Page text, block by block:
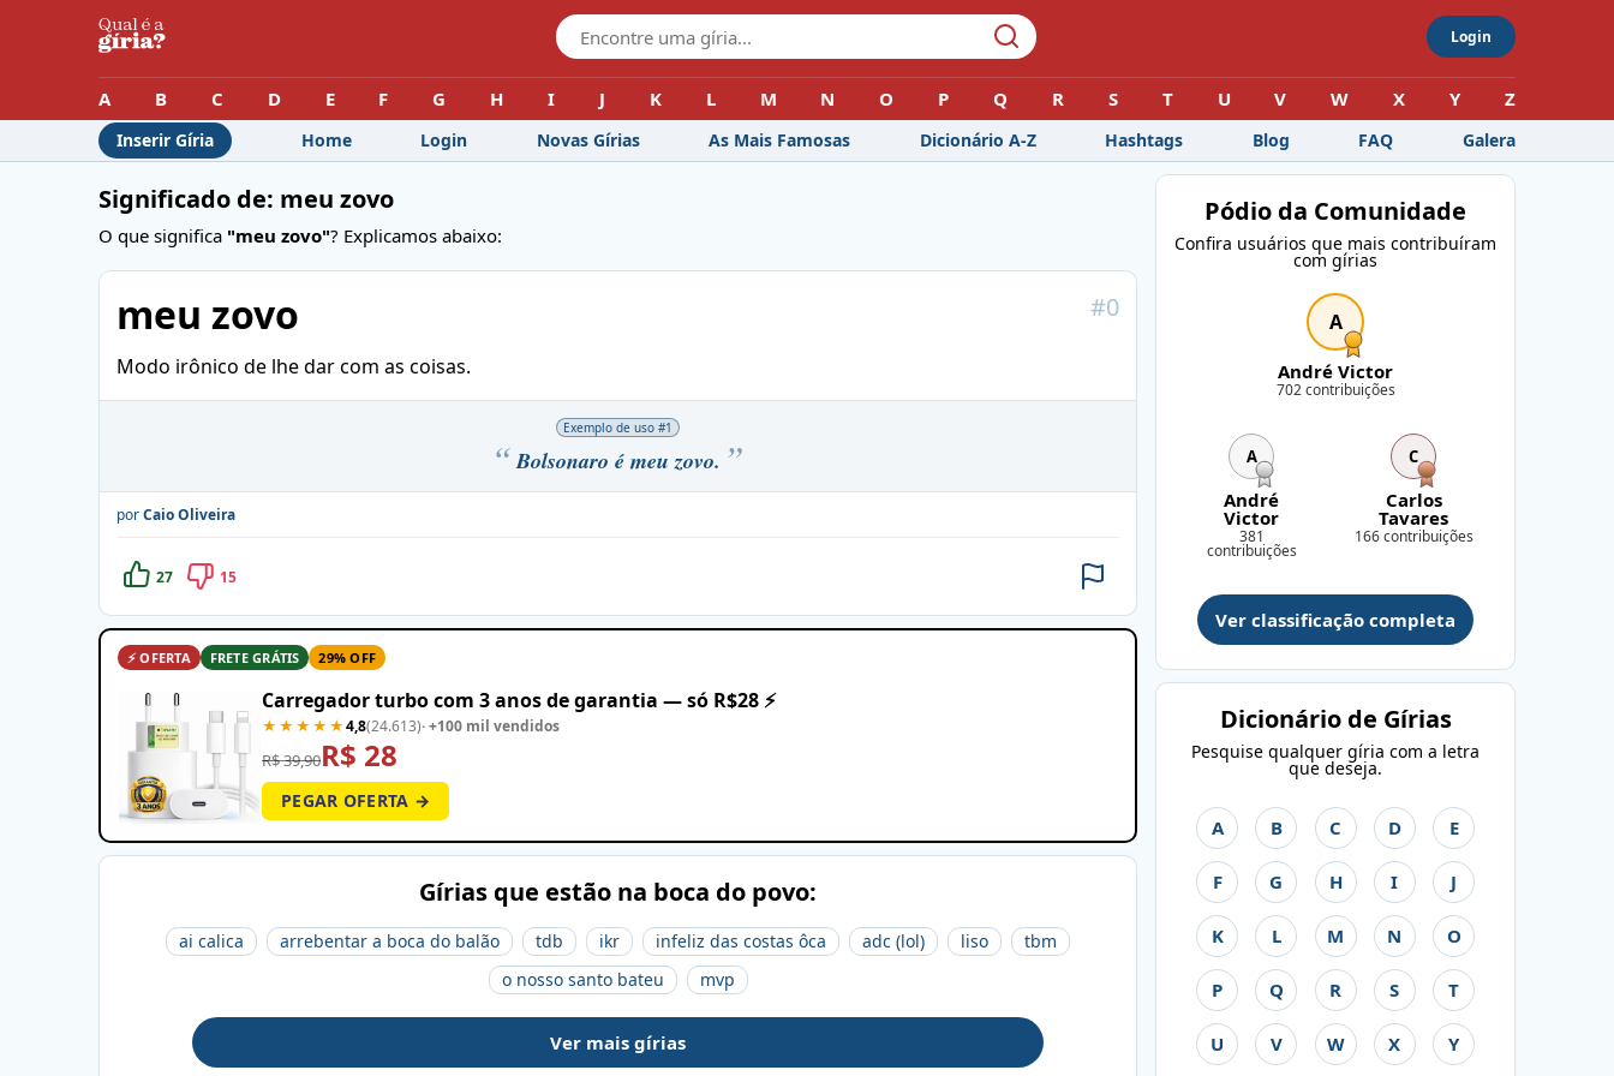
Login
A B C D E F G H I J K L M N O P Q R S T U V W X Y Z
Inserir Gíria Home Login Novas Gírias As Mais Famosas Dicionário A-Z Hashtags Blog FAQ Galera
Significado de: meu zovo
O que significa "meu zovo"? Explicamos abaixo:
#0
meu zovo
Modo irônico de lhe dar com as coisas.
Exemplo de uso #1
Bolsonaro é meu zovo.
porCaio Oliveira
27 15
⚡ OFERTA FRETE GRÁTIS 29% OFF
Carregador turbo com 3 anos de garantia — só R$28 ⚡
★★★★★4,8(24.613)· +100 mil vendidos
R$ 39,90R$ 28
PEGAR OFERTA →
Gírias que estão na boca do povo:
ai calica arrebentar a boca do balão tdb ikr infeliz das costas ôca adc (lol) liso
tbm
o nosso santo bateu
mvp
Ver mais gírias
Pódio da Comunidade
Confira usuários que mais contribuíram
com gírias
A
André Victor
702 contribuições
A
André
Victor
381
contribuições
C
Carlos
Tavares
166 contribuições
Ver classificação completa
Dicionário de Gírias
Pesquise qualquer gíria com a letra
que deseja.
A B C D E
F G H I J
K L M N O
P Q R S T
U V W X Y